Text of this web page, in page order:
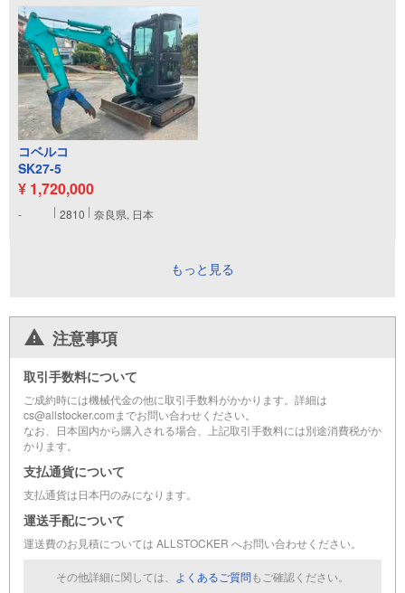
コベルコ
SK27-5
¥ 1,720,000
- 2810 奈良県, 日本
もっと見る
注意事項
取引手数料について
ご成約時には機械代金の他に取引手数料がかかります。詳細は
cs@allstocker.comまでお問い合わせください。
なお、日本国内から購入される場合、上記取引手数料には別途消費税がか
かります。
支払通貨について
支払通貨は日本円のみになります。
運送手配について
運送費のお見積については ALLSTOCKER へお問い合わせください。
その他詳細に関しては、 よくあるご質問もご確認ください。